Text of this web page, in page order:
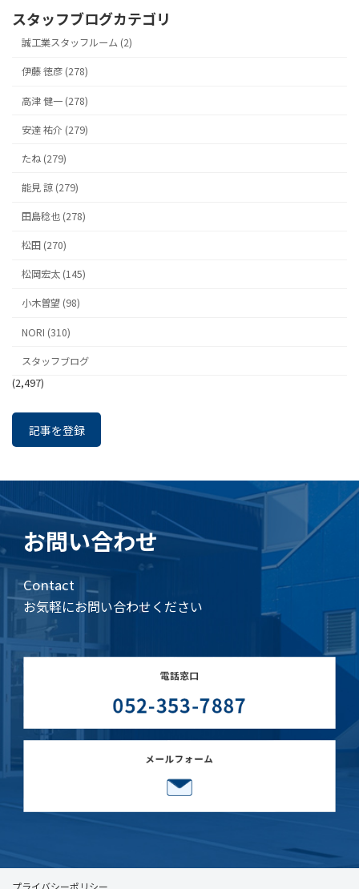
スタッフブログカテゴリ
誠工業スタッフルーム (2)
伊藤 徳彦 (278)
高津 健一 (278)
安達 祐介 (279)
たね (279)
能見 諒 (279)
田島稔也 (278)
松田 (270)
松岡宏太 (145)
小木曽望 (98)
NORI (310)
スタッフブログ
(2,497)
記事を登録
お問い合わせ
Contact
お気軽にお問い合わせください
プライバシーポリシー